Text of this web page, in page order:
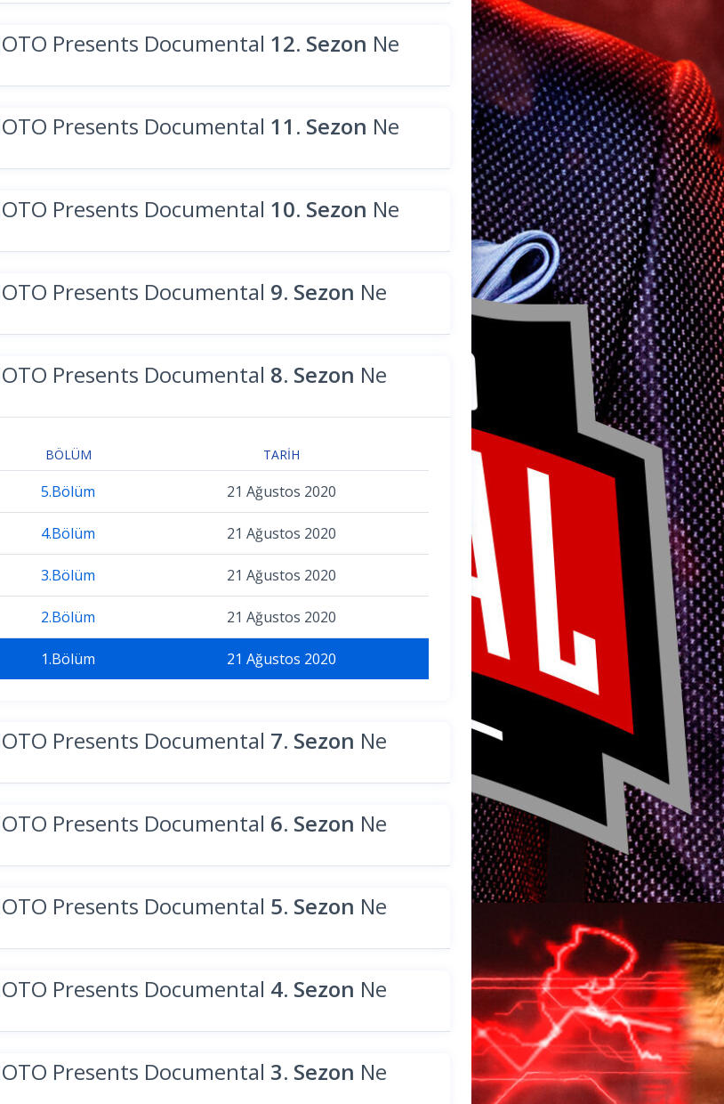
Presents Documental 12. Sezon Ne
Presents Documental 11. Sezon Ne
Presents Documental 10. Sezon Ne
Presents Documental 9. Sezon Ne
Presents Documental 8. Sezon Ne
BÖLÜM TARIH
5.Bölüm 21 Ağustos 2020
4.Bölüm 21 Ağustos 2020
3.Bölüm 21 Ağustos 2020
2.Bölüm 21 Ağustos 2020
1.Bölüm 21 Ağustos 2020
Presents Documental 7. Sezon Ne
Presents Documental 6. Sezon Ne
Presents Documental 5. Sezon Ne
Presents Documental 4. Sezon Ne
Presents Documental 3. Sezon Ne